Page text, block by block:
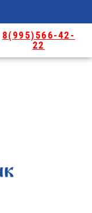
8(995)566-42-
22